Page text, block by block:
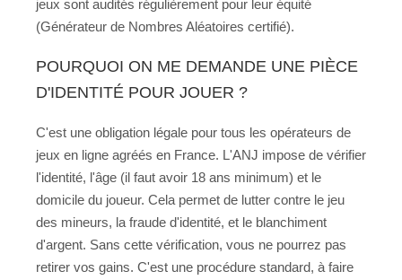
jeux sont audités régulièrement pour leur équité
(Générateur de Nombres Aléatoires certifié).
POURQUOI ON ME DEMANDE UNE PIÈCE
D'IDENTITÉ POUR JOUER ?
C'est une obligation légale pour tous les opérateurs de
jeux en ligne agréés en France. L'ANJ impose de vérifier
l'identité, l'âge (il faut avoir 18 ans minimum) et le
domicile du joueur. Cela permet de lutter contre le jeu
des mineurs, la fraude d'identité, et le blanchiment
d'argent. Sans cette vérification, vous ne pourrez pas
retirer vos gains. C'est une procédure standard, à faire